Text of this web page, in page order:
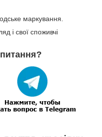
маркування.
і свої споживчі